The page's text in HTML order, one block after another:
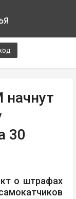
начнут
30
о штрафах